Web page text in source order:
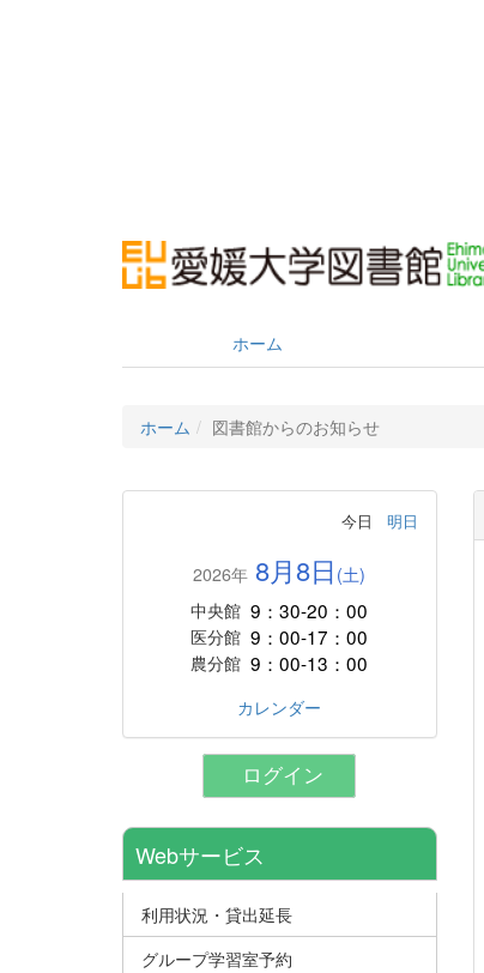
ホーム
ホーム 図書館からのお知らせ
今日 明日
2026年 8月8日 (土)
中央館 9：30-20：00
医分館 9：00-17：00
農分館 9：00-13：00
カレンダー
ログイン
Webサービス
利用状況・貸出延長
グループ学習室予約